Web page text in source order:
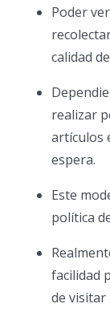
Poder
calidad
realizar
artículos
espera.
Este
política
facilidad
de visitar